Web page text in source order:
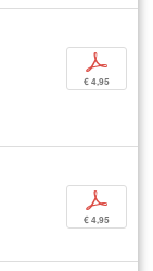
p
€ 4,95
p
€ 4,95